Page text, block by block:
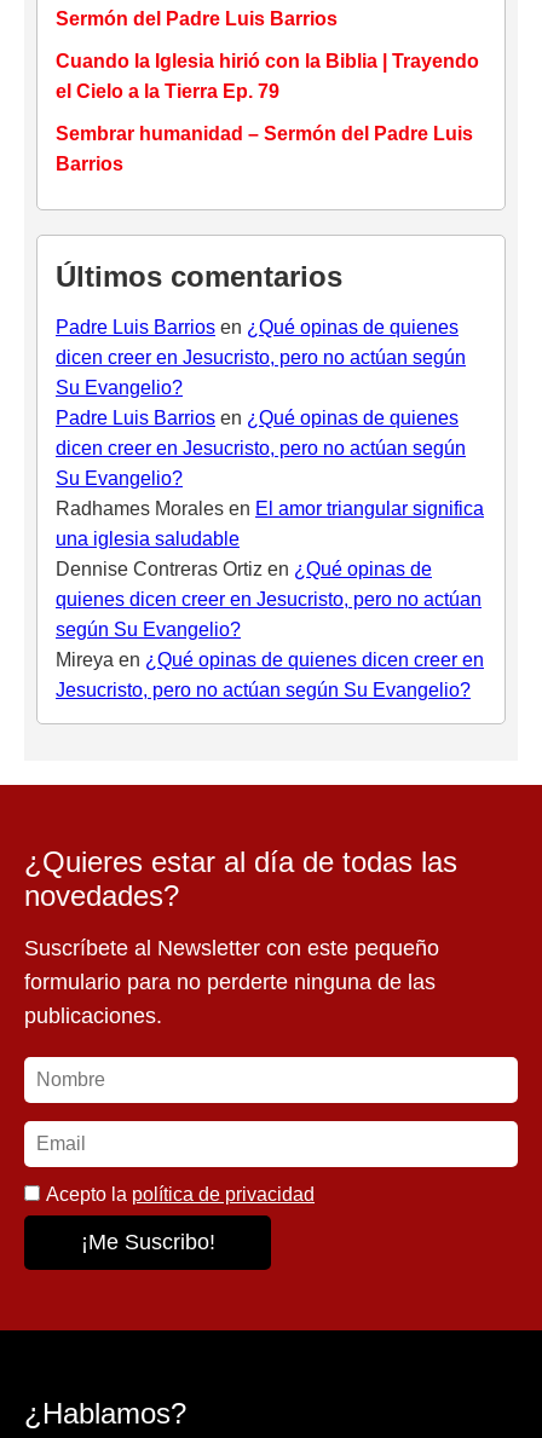
Sermón del Padre Luis Barrios
Cuando la Iglesia hirió con la Biblia | Trayendo
el Cielo a la Tierra Ep. 79
Sembrar humanidad – Sermón del Padre Luis
Barrios
Últimos comentarios
Padre Luis Barrios en ¿Qué opinas de quienes
dicen creer en Jesucristo, pero no actúan según
Su Evangelio?
Padre Luis Barrios en ¿Qué opinas de quienes
dicen creer en Jesucristo, pero no actúan según
Su Evangelio?
Radhames Morales en El amor triangular significa
una iglesia saludable
Dennise Contreras Ortiz en ¿Qué opinas de
quienes dicen creer en Jesucristo, pero no actúan
según Su Evangelio?
Mireya en ¿Qué opinas de quienes dicen creer en
Jesucristo, pero no actúan según Su Evangelio?
¿Quieres estar al día de todas las
novedades?
Suscríbete al Newsletter con este pequeño
formulario para no perderte ninguna de las
publicaciones.
Acepto la política de privacidad
¿Hablamos?